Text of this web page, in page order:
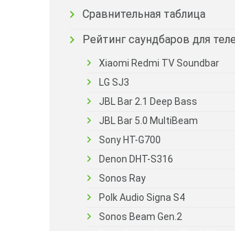
Сравнительная таблица
Рейтинг саундбаров для
Xiaomi Redmi TV Soundbar
LG SJ3
JBL Bar 2.1 Deep Bass
JBL Bar 5.0 MultiBeam
Sony HT-G700
Denon DHT-S316
Sonos Ray
Polk Audio Signa S4
Sonos Beam Gen.2